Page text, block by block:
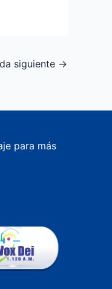
siguiente →
para más